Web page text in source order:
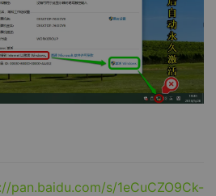
pan.baidu.com/s/1eCuCZO9Ck-